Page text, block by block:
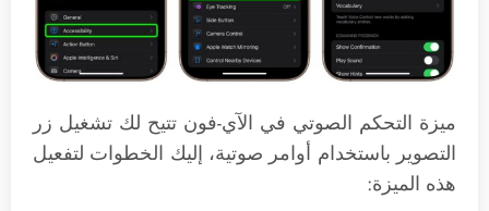
ميزة التحكم الصوتي في الآي-فون تتيح لك تشغيل زر
التصوير باستخدام أوامر صوتية، إليك الخطوات لتفعيل
هذه الميزة: